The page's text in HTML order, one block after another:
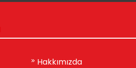
Hakkımızda